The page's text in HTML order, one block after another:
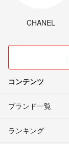
CHANEL
コンテンツ
ブランド一覧
ランキング